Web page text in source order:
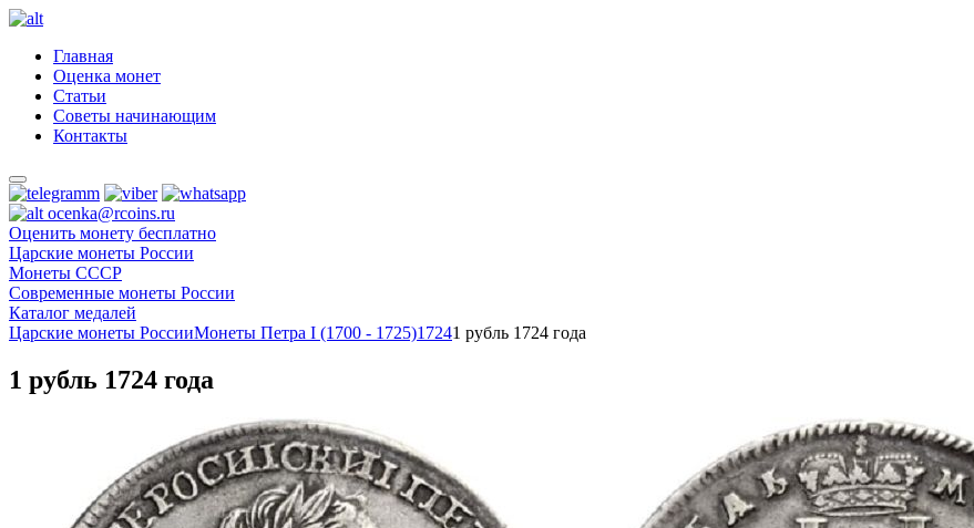
Главная
Оценка монет
Статьи
Советы начинающим
Контакты
ocenka@rcoins.ru
Оценить монету бесплатно
Царские монеты России
Монеты СССР
Современные монеты России
Каталог медалей
Царские монеты РоссииМонеты Петра I (1700 - 1725)17241 рубль 1724 года
1 рубль 1724 года